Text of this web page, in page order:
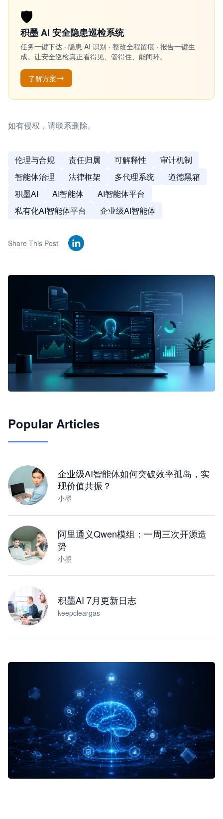
🛡️
积墨 AI 安全隐患巡检系统
任务一键下达 · 隐患 AI 识别 · 整改全程留痕 · 报告一键生
成。让安全巡检真正看得见、管得住、能闭环。
了解方案
如有侵权，请联系删除。
伦理与合规 责任归属 可解释性
审计机制
智能体治理
法律框架 多代理系统
道德黑箱
积墨AI
AI智能体
AI智能体平台
私有化AI智能体平台
企业级AI智能体
Share This Post
JimoClaw 桌面 AI Agent 工作台
Popular Articles
企业级AI智能体如何突破效率孤岛，实
现价值共振？
小墨
阿里通义Qwen模组：一周三次开源造
势
小墨
积墨AI 7月更新日志
keepcleargas